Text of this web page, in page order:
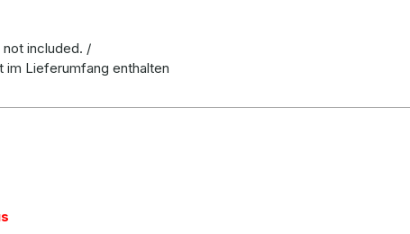
included. /
im Lieferumfang enthalten